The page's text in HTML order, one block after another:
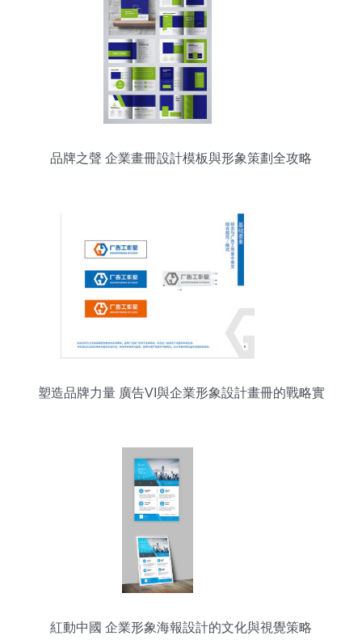
品牌之聲 企業畫冊設計模板與形象策劃全攻略
塑造品牌力量 廣告VI與企業形象設計畫冊的戰略實
紅動中國 企業形象海報設計的文化與視覺策略